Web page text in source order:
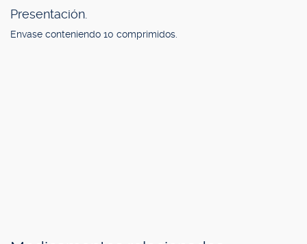
Presentación.
Envase conteniendo 10 comprimidos.